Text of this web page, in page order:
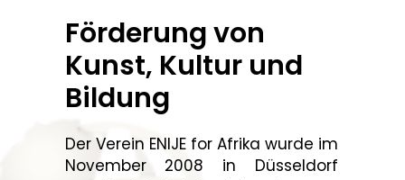
Förderung von
Kunst, Kultur und
Bildung
Der Verein ENIJE for Afrika wurde im
November 2008 in Düsseldorf